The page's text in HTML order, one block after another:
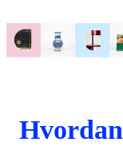
Hvordan